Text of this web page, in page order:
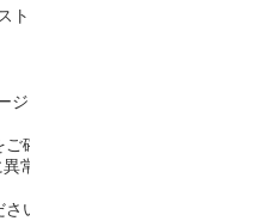
トロークの最高速度をご確認く
ジをご参照ください。
確認ください。
常な振動や音などが発生する
い。